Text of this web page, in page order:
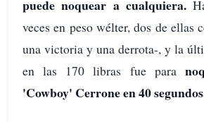
puede noquear a cualquiera.
veces en peso wélter, dos de ellas
una victoria y una derrota-, y la
en las 170 libras fue para
'Cowboy' Cerrone en 40